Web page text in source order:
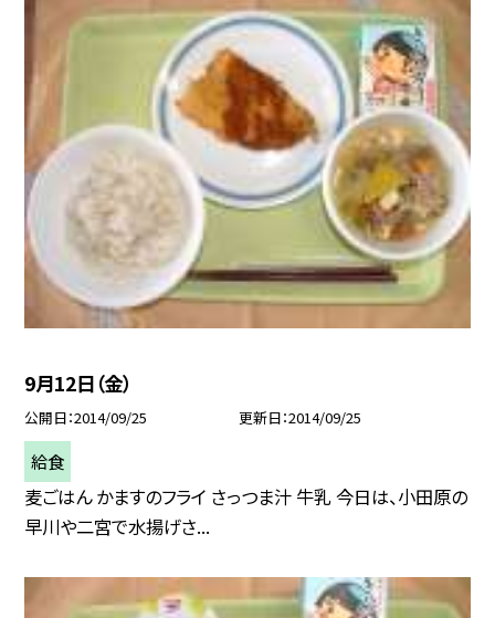
9月12日（金）
公開日 2014/09/25 更新日 2014/09/25
給食
麦ごはん かますのフライ さっつま汁 牛乳 今日は、小田原の
早川や二宮で水揚げさ...